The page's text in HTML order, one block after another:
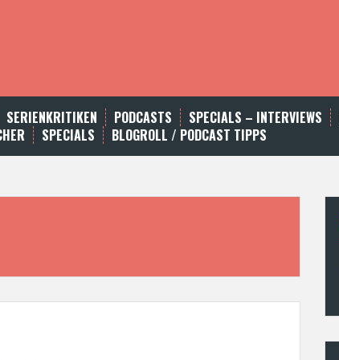
SERIENKRITIKEN PODCASTS SPECIALS – INTERVIEWS
SPECIALS BLOGROLL / PODCAST TIPPS